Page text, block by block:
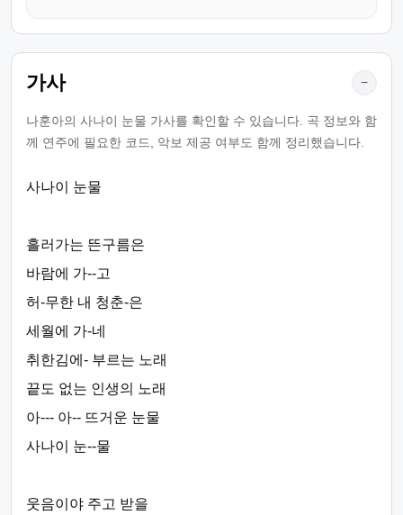
가사 −
나훈아의 사나이 눈물 가사를 확인할 수 있습니다. 곡 정보와 함
께 연주에 필요한 코드, 악보 제공 여부도 함께 정리했습니다.
사나이 눈물
흘러가는 뜬구름은
바람에 가--고
허-무한 내 청춘-은
세월에 가-네
취한김에- 부르는 노래
끝도 없는 인생의 노래
아--- 아-- 뜨거운 눈물
사나이 눈--물
웃음이야 주고 받을